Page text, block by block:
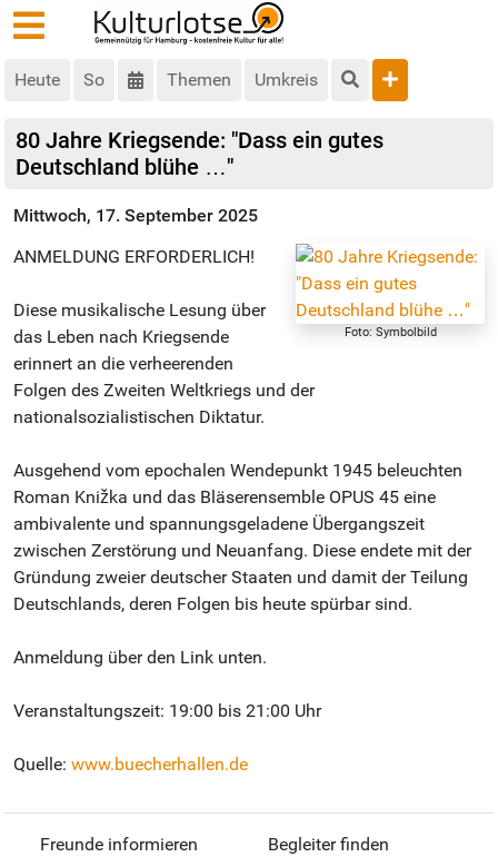
Heute So Themen Umkreis
80 Jahre Kriegsende: "Dass ein gutes
Deutschland blühe …"
Mittwoch, 17. September 2025
Foto: Symbolbild
ANMELDUNG ERFORDERLICH!
Diese musikalische Lesung über
das Leben nach Kriegsende
erinnert an die verheerenden
Folgen des Zweiten Weltkriegs und der
nationalsozialistischen Diktatur.
Ausgehend vom epochalen Wendepunkt 1945 beleuchten
Roman Knižka und das Bläserensemble OPUS 45 eine
ambivalente und spannungsgeladene Übergangszeit
zwischen Zerstörung und Neuanfang. Diese endete mit der
Gründung zweier deutscher Staaten und damit der Teilung
Deutschlands, deren Folgen bis heute spürbar sind.
Anmeldung über den Link unten.
Veranstaltungszeit: 19:00 bis 21:00 Uhr
Quelle: www.buecherhallen.de
Freunde informieren Begleiter finden